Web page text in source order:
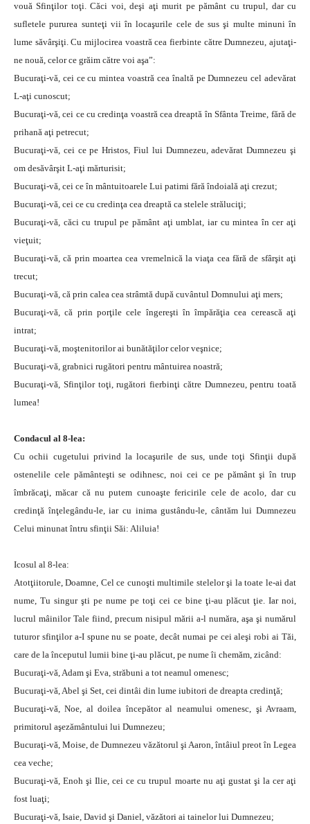
vouă Sfinţilor toţi. Căci voi, deşi aţi murit pe pământ cu trupul, dar cu
sufletele pururea sunteţi vii în locaşurile cele de sus şi multe minuni în
lume săvârşiţi. Cu mijlocirea voastră cea fierbinte către Dumnezeu, ajutaţi-
ne nouă, celor ce grăim către voi aşa”:
Bucuraţi-vă, cei ce cu mintea voastră cea înaltă pe Dumnezeu cel adevărat
L-aţi cunoscut;
Bucuraţi-vă, cei ce cu credinţa voastră cea dreaptă în Sfânta Treime, fără de
prihană aţi petrecut;
Bucuraţi-vă, cei ce pe Hristos, Fiul lui Dumnezeu, adevărat Dumnezeu şi
om desăvârşit L-aţi mărturisit;
Bucuraţi-vă, cei ce în mântuitoarele Lui patimi fără îndoială aţi crezut;
Bucuraţi-vă, cei ce cu credinţa cea dreaptă ca stelele străluciţi;
Bucuraţi-vă, căci cu trupul pe pământ aţi umblat, iar cu mintea în cer aţi
vieţuit;
Bucuraţi-vă, că prin moartea cea vremelnică la viaţa cea fără de sfârşit aţi
trecut;
Bucuraţi-vă, că prin calea cea strâmtă după cuvântul Domnului aţi mers;
Bucuraţi-vă, că prin porţile cele îngereşti în împărăţia cea cerească aţi
intrat;
Bucuraţi-vă, moştenitorilor ai bunătăţilor celor veşnice;
Bucuraţi-vă, grabnici rugători pentru mântuirea noastră;
Bucuraţi-vă, Sfinţilor toţi, rugători fierbinţi către Dumnezeu, pentru toată
lumea!
Condacul al 8-lea:
Cu ochii cugetului privind la locaşurile de sus, unde toţi Sfinţii după
ostenelile cele pământeşti se odihnesc, noi cei ce pe pământ şi în trup
îmbrăcaţi, măcar că nu putem cunoaşte fericirile cele de acolo, dar cu
credinţă înţelegându-le, iar cu inima gustându-le, cântăm lui Dumnezeu
Celui minunat întru sfinţii Săi: Aliluia!
Icosul al 8-lea:
Atotţiitorule, Doamne, Cel ce cunoşti multimile stelelor şi la toate le-ai dat
nume, Tu singur şti pe nume pe toţi cei ce bine ţi-au plăcut ţie. Iar noi,
lucrul mâinilor Tale fiind, precum nisipul mării a-l număra, aşa şi numărul
tuturor sfinţilor a-I spune nu se poate, decât numai pe cei aleşi robi ai Tăi,
care de la începutul lumii bine ţi-au plăcut, pe nume îi chemăm, zicând:
Bucuraţi-vă, Adam şi Eva, străbuni a tot neamul omenesc;
Bucuraţi-vă, Abel şi Set, cei dintâi din lume iubitori de dreapta credinţă;
Bucuraţi-vă, Noe, al doilea începător al neamului omenesc, şi Avraam,
primitorul aşezământului lui Dumnezeu;
Bucuraţi-vă, Moise, de Dumnezeu văzătorul şi Aaron, întâiul preot în Legea
cea veche;
Bucuraţi-vă, Enoh şi Ilie, cei ce cu trupul moarte nu aţi gustat şi la cer aţi
fost luaţi;
Bucuraţi-vă, Isaie, David şi Daniel, văzători ai tainelor lui Dumnezeu;